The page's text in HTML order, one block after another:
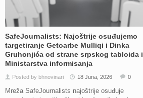
SafeJournalists: Najoštrije osuđujemo
targetiranje Getoarbe Mulliqi i Dinka
Gruhonjića od strane srpskog tabloida i
Ministarstva informisanja
Posted by bhnovinari 18 Juna, 2026 0
Mreža SafeJournalists najoštrije osuđuje